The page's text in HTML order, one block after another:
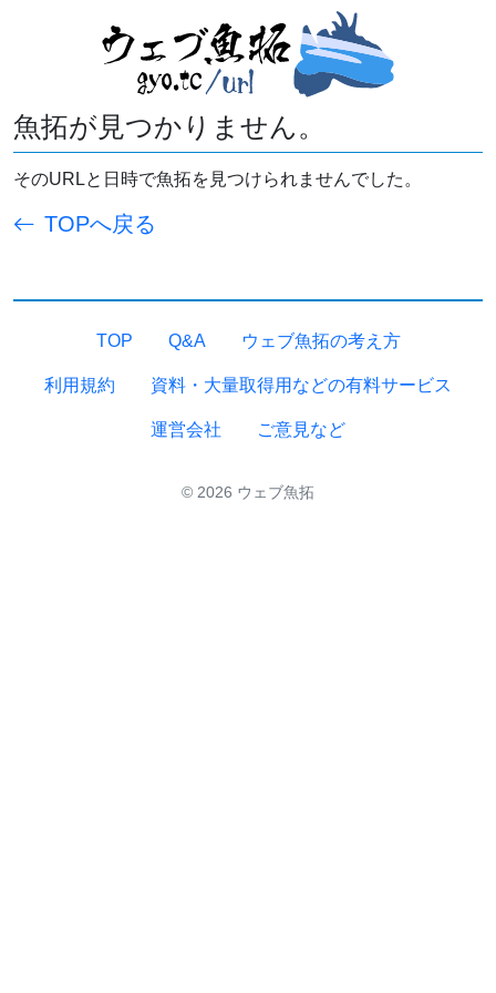
魚拓が見つかりません。
そのURLと日時で魚拓を見つけられませんでした。
TOPへ戻る
TOP Q&A ウェブ魚拓の考え方
利用規約 資料・大量取得用などの有料サービス
運営会社 ご意見など
© 2026 ウェブ魚拓